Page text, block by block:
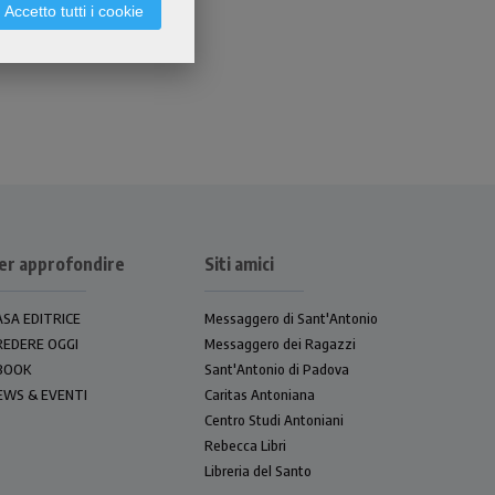
Accetto tutti i cookie
approfondire
EDITRICE
OGGI
& EVENTI
Siti amici
Messaggero di Sant'Antonio
Messaggero dei Ragazzi
Sant'Antonio di Padova
Caritas Antoniana
Centro Studi Antoniani
Rebecca Libri
Libreria del Santo